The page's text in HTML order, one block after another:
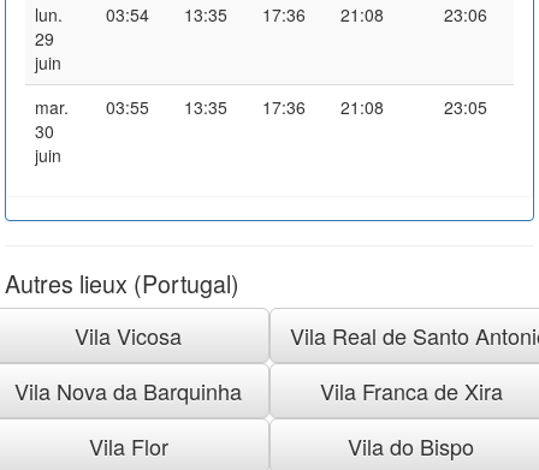
lun.
29
juin
03:54 13:35 17:36 21:08 23:06
mar.
30
juin
03:55 13:35 17:36 21:08 23:05
Autres lieux (Portugal)
Vila Vicosa
Vila Real de Santo
Vila Nova da Barquinha
Vila Franca de Xira
Vila Flor
Vila do Bispo